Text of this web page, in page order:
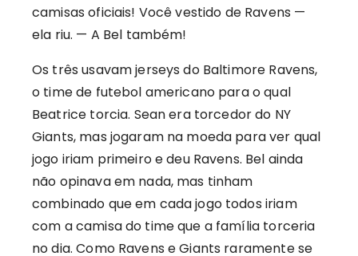
camisas oficiais! Você vestido de Ravens —
ela riu. — A Bel também!
Os três usavam jerseys do Baltimore Ravens,
o time de futebol americano para o qual
Beatrice torcia. Sean era torcedor do NY
Giants, mas jogaram na moeda para ver qual
jogo iriam primeiro e deu Ravens. Bel ainda
não opinava em nada, mas tinham
combinado que em cada jogo todos iriam
com a camisa do time que a família torceria
no dia. Como Ravens e Giants raramente se